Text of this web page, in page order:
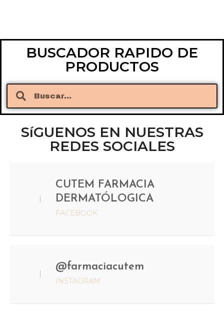
BUSCADOR RAPIDO DE
PRODUCTOS
SíGUENOS EN NUESTRAS
REDES SOCIALES
CUTEM FARMACIA
DERMATÓLOGICA
FACEBOOK
@farmaciacutem
INSTAGRAM